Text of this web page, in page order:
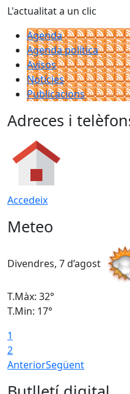
L'actualitat a un clic
Agenda
Agenda política
Avisos
Notícies
Publicacions
Adreces i
Accedeix
Meteo
Divendres, 7 d’agost
T.Màx: 32°
T.Min: 17°
1
2
AnteriorSegüent